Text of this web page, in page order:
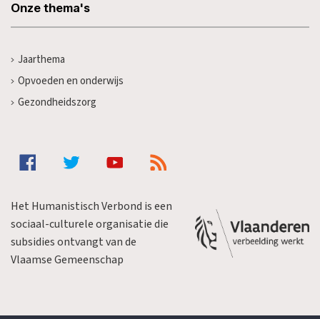
Onze thema's
Jaarthema
Opvoeden en onderwijs
Gezondheidszorg
Het Humanistisch Verbond is een
sociaal-culturele organisatie die
subsidies ontvangt van de
Vlaamse Gemeenschap